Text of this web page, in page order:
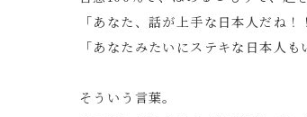
「あなた、話が上手な日本人だね！
「あなたみたいにステキな日本人も
そういう言葉。